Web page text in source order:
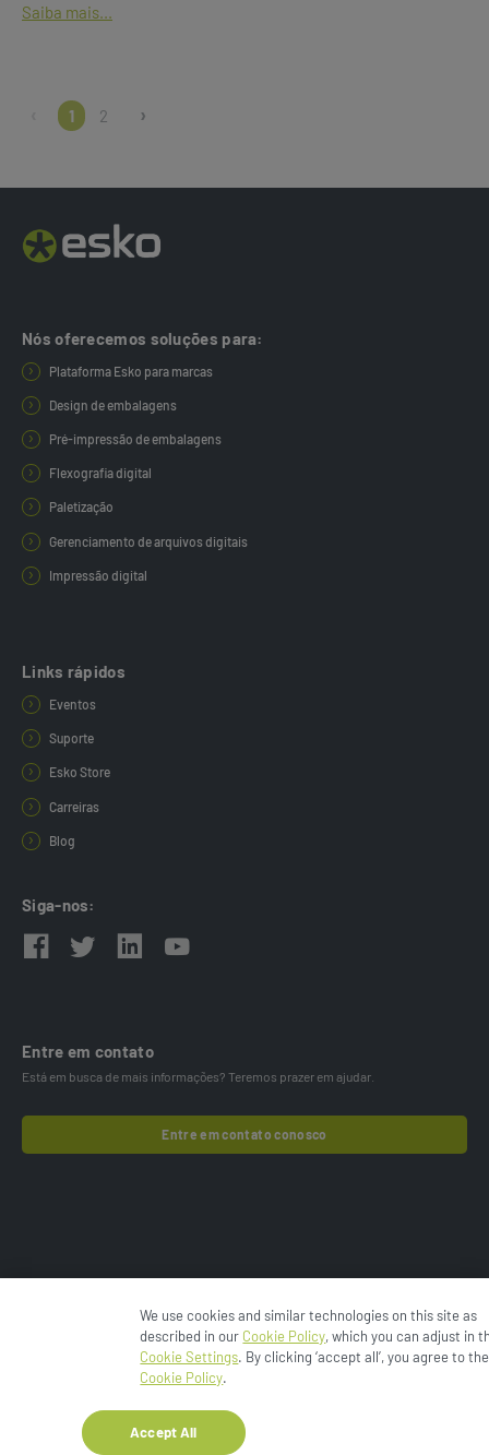
Saiba mais...
1 2
Nós oferecemos soluções para:
Plataforma Esko para marcas
Design de embalagens
Pré-impressão de embalagens
Flexografia digital
Paletização
Gerenciamento de arquivos digitais
Impressão digital
Links rápidos
Eventos
Suporte
Esko Store
Carreiras
Blog
Siga-nos:
Entre em contato
Está em busca de mais informações? Teremos prazer em ajudar.
Entre em contato conosco
© 2024 Esko-Graphics BV.
Política de privacidade
Aviso de cookies
Cookies Settings
Termos de uso
Termos e Condições
We use cookies and similar technologies on this site as
described in our Cookie Policy, which you can adjust in
Cookie Settings. By clicking ‘accept all’, you agree to the
Cookie Policy.
Accept All